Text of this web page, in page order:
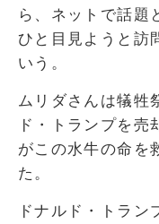
ら、ネットで話題
ひと目見ようと訪
いう。
ムリダさんは犠牲
ド・トランプを売
がこの水牛の命を
た。
ドナルド・トラ